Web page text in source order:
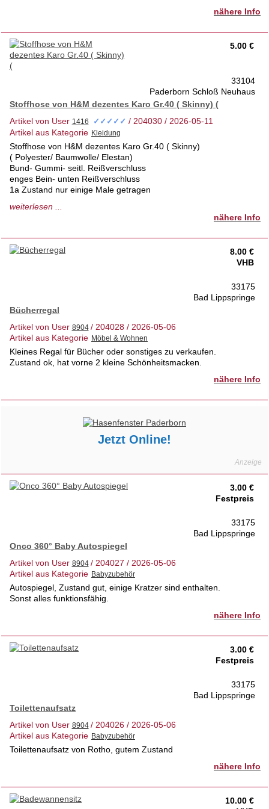
nähere Info
5.00 €
33104
Paderborn Schloß Neuhaus
Stoffhose von H&M dezentes Karo Gr.40 ( Skinny) (
Artikel von User
✓✓✓✓✓ / 204030 / 2026-05-11
Artikel aus Kategorie
Stoffhose von H&M dezentes Karo Gr.40 ( Skinny)
( Polyester/ Baumwolle/ Elestan)
Bund- Gummi- seitl. Reißverschluss
enges Bein- unten Reißverschluss
1a Zustand nur einige Male getragen
Privatverkauf- keine Rücknahme
weiterlesen ...
nähere Info
8.00 €
VHB
33175
Bad Lippspringe
Bücherregal
Artikel von User
/ 204028 / 2026-05-06
Artikel aus Kategorie
Kleines Regal für Bücher oder sonstiges zu verkaufen.
Zustand ok, hat vorne 2 kleine Schönheitsmacken.
nähere Info
Jetzt Online!
3.00 €
Festpreis
33175
Bad Lippspringe
Onco 360° Baby Autospiegel
Artikel von User
/ 204027 / 2026-05-06
Artikel aus Kategorie
Autospiegel, Zustand gut, einige Kratzer sind enthalten.
Sonst alles funktionsfähig.
nähere Info
3.00 €
Festpreis
33175
Bad Lippspringe
Toilettenaufsatz
Artikel von User
/ 204026 / 2026-05-06
Artikel aus Kategorie
Toilettenaufsatz von Rotho, gutem Zustand
nähere Info
10.00 €